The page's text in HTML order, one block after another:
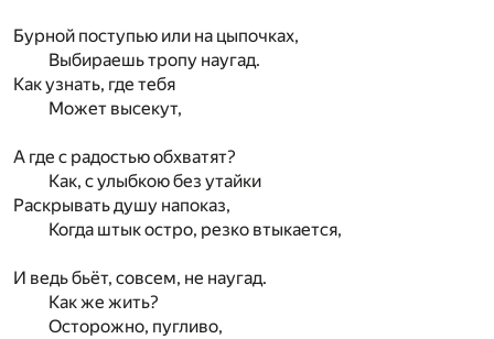
Бурной поступью или на цыпочках,
Выбираешь тропу наугад.
Как узнать, где тебя
Может высекут,
А где с радостью обхватят?
Как, с улыбкою без утайки
Раскрывать душу напоказ,
Когда штык остро, резко втыкается,
И ведь бьёт, совсем, не наугад.
Как же жить?
Осторожно, пугливо,